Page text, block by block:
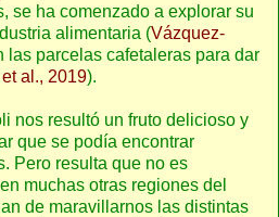
se ha comenzado a explorar su
alimentaria (Vázquez-
las parcelas cafetaleras para dar
al., 2019).
nos resultó un fruto delicioso y
que se podía encontrar
Pero resulta que no es
muchas otras regiones del
de maravillarnos las distintas